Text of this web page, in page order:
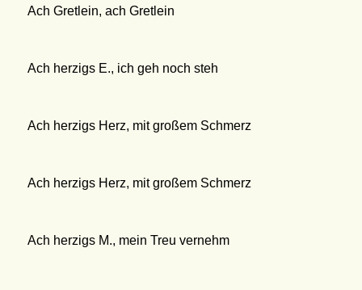
Ach Gretlein, ach Gretlein
Ach herzigs E., ich geh noch steh
Ach herzigs Herz, mit großem Schmerz
Ach herzigs Herz, mit großem Schmerz
Ach herzigs M., mein Treu vernehm